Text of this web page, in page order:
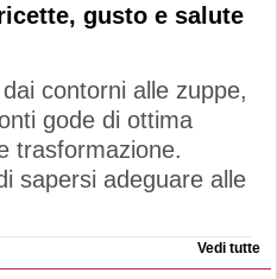
gusto e salute
contorni alle zuppe,
gode di ottima
trasformazione.
sapersi adeguare alle
Vedi tutte